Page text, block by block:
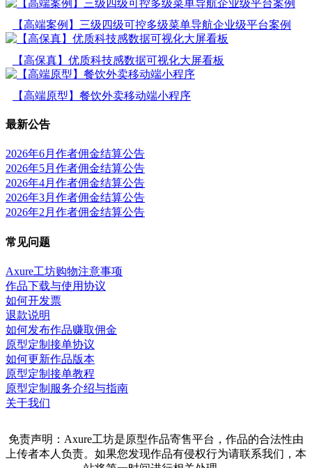
【高端案例】三级四级可控多级菜单导航企业级平台案例
【高保真】优质科技感数据可视化大屏看板
【高端原型】餐饮外卖移动端小程序
最新公告
2026年6月作者佣金结算公告
2026年5月作者佣金结算公告
2026年4月作者佣金结算公告
2026年3月作者佣金结算公告
2026年2月作者佣金结算公告
常见问题
Axure工坊购物注意事项
作品下载与使用协议
如何开发票
退款说明
如何发布作品赚取佣金
原型定制接单协议
如何更新作品版本
原型定制接单教程
原型定制服务介绍与指南
关于我们
免责声明：Axure工坊是原型作品寄售平台，作品的合法性由
上传者本人负责。如果您发现作品有侵权行为请联系我们，本